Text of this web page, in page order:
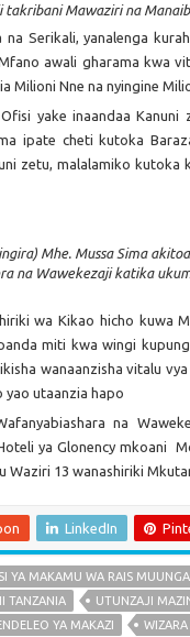
Mawaziri na
Serikali, yanalenga
awali gharama kwa
Milioni Nne na nyingine
yake inaandaa
ipate cheti kutoka
zetu, malalamiko kutoka
Mhe. Mussa Sima
na Wawekezaji katika
wa Kikao hicho kuwa
miti kwa wingi
wanaanzisha vitalu
yao utaanzia hapo
na
ya Glonency mkoani
Waziri 13 wanashiriki
LinkedIn
YA MAKAMU WA RAIS
TANZANIA UTUNZAJI
YA MAKAZI WIZARA